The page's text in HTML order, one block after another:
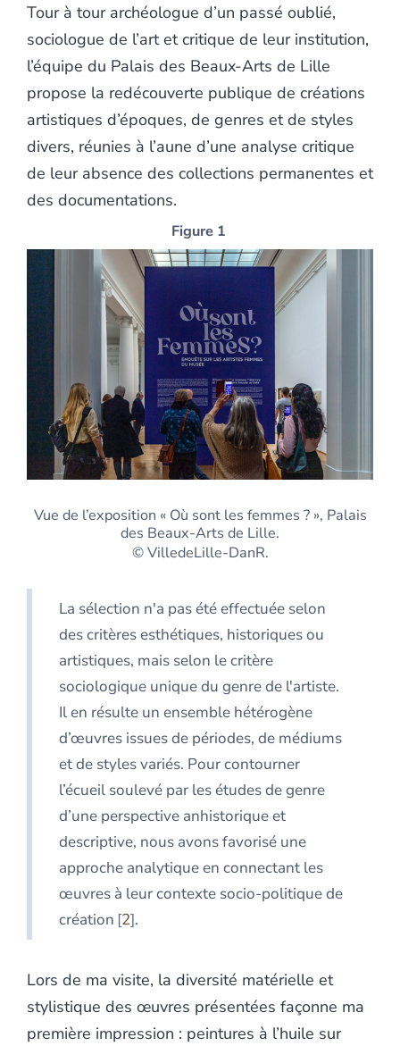
Tour à tour archéologue d’un passé oublié,
sociologue de l’art et critique de leur institution,
l’équipe du Palais des Beaux-Arts de Lille
propose la redécouverte publique de créations
artistiques d’époques, de genres et de styles
divers, réunies à l’aune d’une analyse critique
de leur absence des collections permanentes et
des documentations.
Figure 1
Vue de l’exposition « Où sont les femmes ? », Palais
des Beaux-Arts de Lille.
© VilledeLille-DanR.
La sélection n'a pas été effectuée selon
des critères esthétiques, historiques ou
artistiques, mais selon le critère
sociologique unique du genre de l'artiste.
Il en résulte un ensemble hétérogène
d’œuvres issues de périodes, de médiums
et de styles variés. Pour contourner
l’écueil soulevé par les études de genre
d’une perspective anhistorique et
descriptive, nous avons favorisé une
approche analytique en connectant les
œuvres à leur contexte socio-politique de
création 2 .
Lors de ma visite, la diversité matérielle et
stylistique des œuvres présentées façonne ma
première impression : peintures à l’huile sur